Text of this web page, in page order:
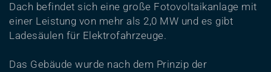
Dach befindet sich eine große Fotovoltaikanlage mit
einer Leistung von mehr als 2,0 MW und es gibt
Ladesäulen für Elektrofahrzeuge.
Das Gebäude wurde nach dem Prinzip der